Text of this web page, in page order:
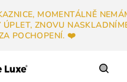
MOMENTÁLNĚ
ÚPLET, ZNOVU
POCHOPENÍ. ❤️